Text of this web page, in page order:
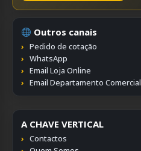
Outros canais
Pedido de cotação
WhatsApp
Email Loja Online
Email Departamento Comercial
A CHAVE VERTICAL
Contactos